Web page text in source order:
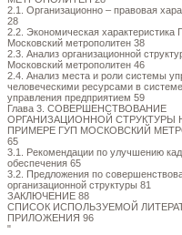
2.1. Организационно – правовая
28
2.2. Экономическая характеристика
Московский метрополитен 38
2.3. Анализ организационной
Московский метрополитен 46
2.4. Анализ места и роли системы
человеческими ресурсами в системе
управления предприятием 59
Глава 3. СОВЕРШЕНСТВОВАНИЕ
ОРГАНИЗАЦИОННОЙ СТРУКТУРЫ
ПРИМЕРЕ ГУП МОСКОВСКИЙ
65
3.1. Рекомендации по улучшению
обеспечения 65
3.2. Предложения по
организационной структуры 81
ЗАКЛЮЧЕНИЕ 88
СПИСОК ИСПОЛЬЗУЕМОЙ
ПРИЛОЖЕНИЯ 96
"